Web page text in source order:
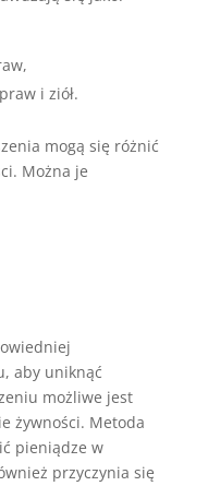
i ziół.
mogą się różnić
Można je
aby uniknąć
możliwe jest
żywności. Metoda
pieniądze w
przyczynia się